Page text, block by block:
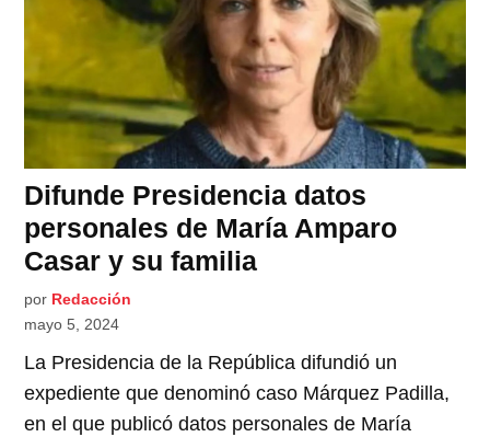
Difunde Presidencia datos
personales de María Amparo
Casar y su familia
por Redacción
mayo 5, 2024
La Presidencia de la República difundió un
expediente que denominó caso Márquez Padilla,
en el que publicó datos personales de María